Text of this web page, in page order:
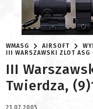
WMASG AIRSOFT
III WARSZAWSKI ZLOT
III
Twierdza,